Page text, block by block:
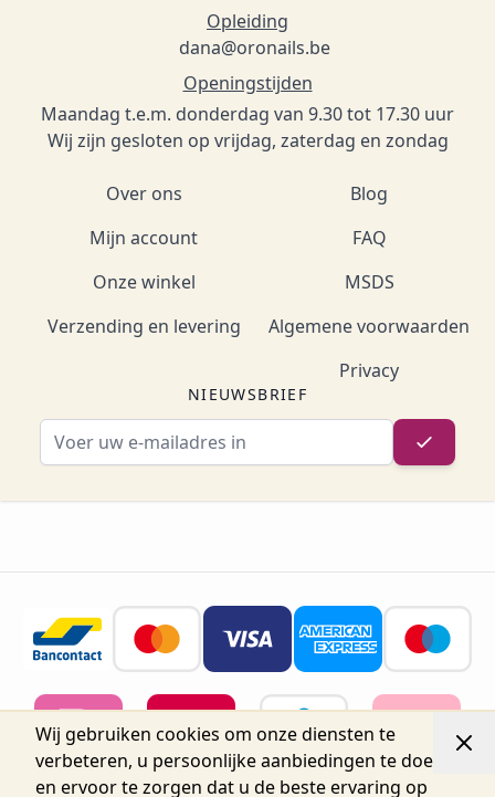
Wij gebruiken cookies om onze diensten te
verbeteren, u persoonlijke aanbiedingen te doen
en ervoor te zorgen dat u de beste ervaring op
Opleiding
dana@oronails.be
Openingstijden
Maandag t.e.m. donderdag van 9.30 tot 17.30 uur
Wij zijn gesloten op vrijdag, zaterdag en zondag
Over ons
Mijn account
Onze winkel
Verzending en levering
Blog
FAQ
MSDS
Algemene voorwaarden
Privacy
NIEUWSBRIEF